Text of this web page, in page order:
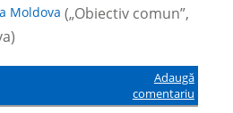
Moldova („Obiectiv comun”,
Adaugă
comentariu